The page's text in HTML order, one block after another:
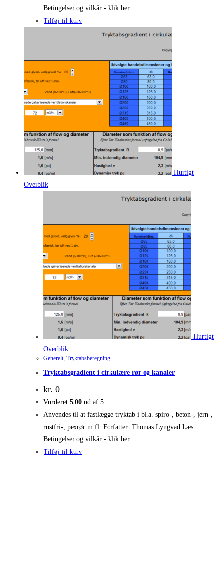
Betingelser og vilkår - klik her
Tilføj til kurv
Hurtigt
Overblik
Hurtigt
Overblik
Generelt Tryktabsberegning
Tryktabsgradient i cirkulære rør og kanaler
kr. 0
Vurderet 5.00 ud af 5
Anvendes til at fastlægge tryktab i bl.a. spiro-, beton-, jern-,
rustfri-, pexrør m.fl. Forfatter: Thomas Lyngvad Læs
Betingelser og vilkår - klik her
Tilføj til kurv